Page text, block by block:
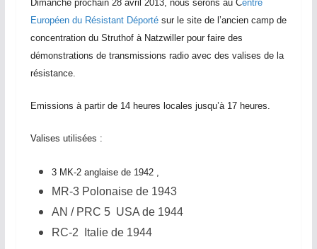
Dimanche prochain 28 avril 2013, nous serons au Centre
Européen du Résistant Déportésur le site de l’ancien camp de
concentration du Struthof à Natzwiller pour faire des
démonstrations de transmissions radio avec des valises de la
résistance.
Emissions à partir de 14 heures locales jusqu’à 17 heures.
Valises utilisées :
3 MK-2 anglaise de 1942 ,
MR-3 Polonaise de 1943
AN / PRC 5 USA de 1944
RC-2 Italie de 1944